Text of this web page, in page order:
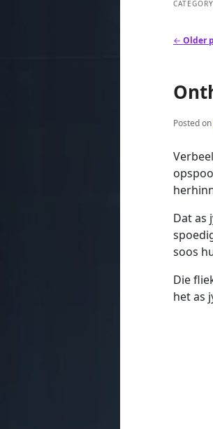
Post
← Older
Posted on
Dat as
soos
Die
het as